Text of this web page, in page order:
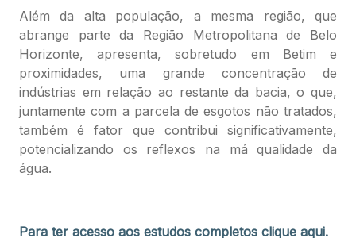
Além da alta população, a mesma região, que
abrange parte da Região Metropolitana de Belo
Horizonte, apresenta, sobretudo em Betim e
proximidades, uma grande concentração de
indústrias em relação ao restante da bacia, o que,
juntamente com a parcela de esgotos não tratados,
também é fator que contribui significativamente,
potencializando os reflexos na má qualidade da
água.
Para ter acesso aos estudos completos clique aqui.